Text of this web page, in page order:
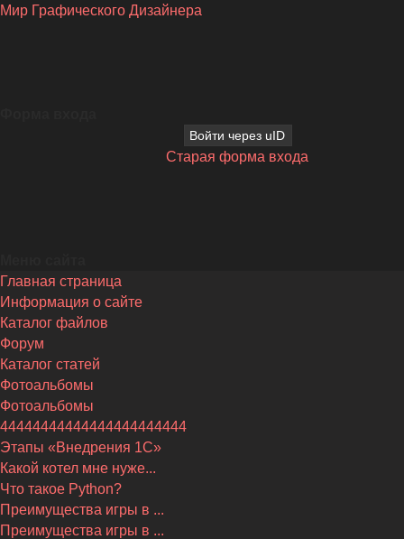
Мир Графического Дизайнера
Войти через uID
Старая форма входа
Главная страница
Информация о сайте
Каталог файлов
Форум
Каталог статей
Фотоальбомы
Фотоальбомы
44444444444444444444444
Этапы «Внедрения 1С»
Какой котел мне нуже...
Что такое Python?
Преимущества игры в ...
Преимущества игры в ...